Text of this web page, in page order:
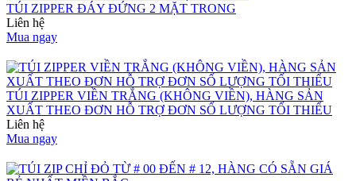
TÚI ZIPPER ĐÁY ĐỨNG 2 MẶT TRONG
Liên hệ
Mua ngay
TÚI ZIPPER VIỀN TRẮNG (KHÔNG VIỀN), HÀNG SẢN
XUẤT THEO ĐƠN HỖ TRỢ ĐƠN SỐ LƯỢNG TỐI THIỂU
Liên hệ
Mua ngay